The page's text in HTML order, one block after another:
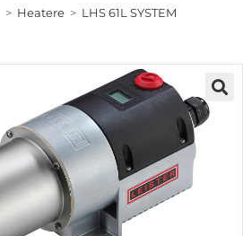
> Heatere > LHS 61L SYSTEM